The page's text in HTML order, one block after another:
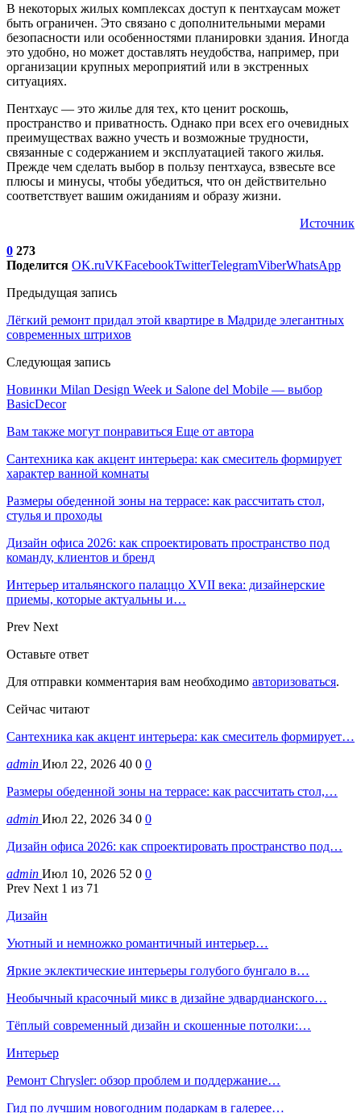
В некоторых жилых комплексах доступ к пентхаусам может
быть ограничен. Это связано с дополнительными мерами
безопасности или особенностями планировки здания. Иногда
это удобно, но может доставлять неудобства, например, при
организации крупных мероприятий или в экстренных
ситуациях.
Пентхаус — это жилье для тех, кто ценит роскошь,
пространство и приватность. Однако при всех его очевидных
преимуществах важно учесть и возможные трудности,
связанные с содержанием и эксплуатацией такого жилья.
Прежде чем сделать выбор в пользу пентхауса, взвесьте все
плюсы и минусы, чтобы убедиться, что он действительно
соответствует вашим ожиданиям и образу жизни.
Источник
0 273
Поделится OK.ruVKFacebookTwitterTelegramViberWhatsApp
Предыдущая запись
Лёгкий ремонт придал этой квартире в Мадриде элегантных
современных штрихов
Следующая запись
Новинки Milan Design Week и Salone del Mobile — выбор
BasicDecor
Вам также могут понравиться Еще от автора
Сантехника как акцент интерьера: как смеситель формирует
характер ванной комнаты
Размеры обеденной зоны на террасе: как рассчитать стол,
стулья и проходы
Дизайн офиса 2026: как спроектировать пространство под
команду, клиентов и бренд
Интерьер итальянского палаццо XVII века: дизайнерские
приемы, которые актуальны и…
Prev Next
Оставьте ответ
Для отправки комментария вам необходимо авторизоваться.
Сейчас читают
Сантехника как акцент интерьера: как смеситель формирует…
admin Июл 22, 2026 40 0 0
Размеры обеденной зоны на террасе: как рассчитать стол,…
admin Июл 22, 2026 34 0 0
Дизайн офиса 2026: как спроектировать пространство под…
admin Июл 10, 2026 52 0 0
Prev Next 1 из 71
Дизайн
Уютный и немножко романтичный интерьер…
Яркие эклектические интерьеры голубого бунгало в…
Необычный красочный микс в дизайне эдвардианского…
Тёплый современный дизайн и скошенные потолки:…
Интерьер
Ремонт Chrysler: обзор проблем и поддержание…
Гид по лучшим новогодним подаркам в галерее…